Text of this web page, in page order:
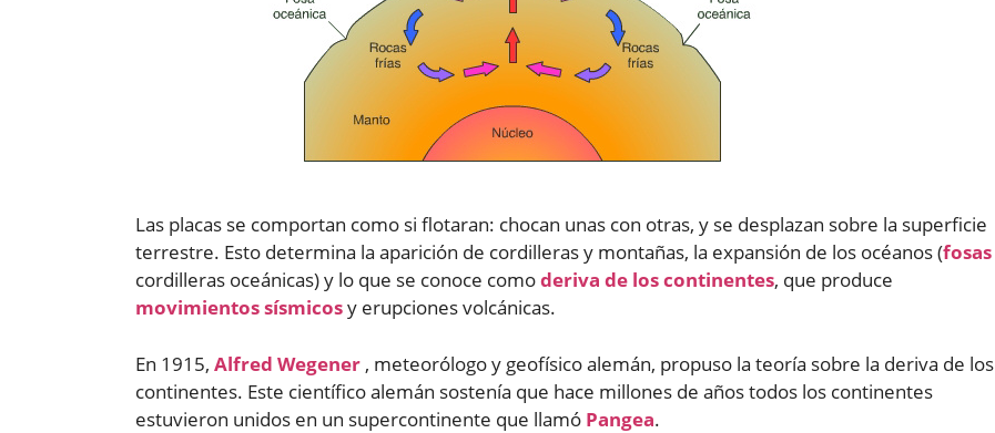
Las placas se comportan como si flotaran: chocan unas con otras, y se desplazan sobre la superficie
terrestre. Esto determina la aparición de cordilleras y montañas, la expansión de los océanos (fosas
cordilleras oceánicas) y lo que se conoce comoderiva de los continentes, que produce
movimientos sísmicosy erupciones volcánicas.
En 1915, Alfred Wegener , meteorólogo y geofísico alemán, propuso la teoría sobre la deriva de los
continentes. Este científico alemán sostenía que hace millones de años todos los continentes
estuvieron unidos en un supercontinente que llamó Pangea.